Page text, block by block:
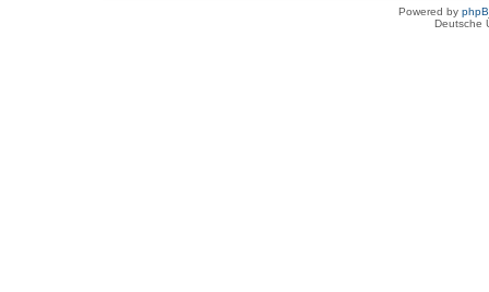
Powered by
Deutsche